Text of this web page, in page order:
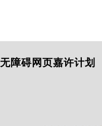
无障碍网页嘉许计划